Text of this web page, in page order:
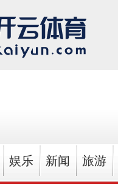
娱乐 新闻 旅游